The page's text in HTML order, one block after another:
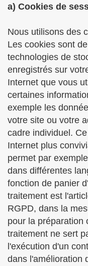
a) Cookies de
Nous utilisons des
Les cookies sont
technologies de
enregistrés sur
Internet que vous
certaines
exemple les
votre site ou votre
cadre individuel.
Internet plus
permet par
dans différentes
fonction de panier
traitement est
RGPD, dans la
pour la préparation
traitement ne sert
l'exécution d'un
dans l'amélioration